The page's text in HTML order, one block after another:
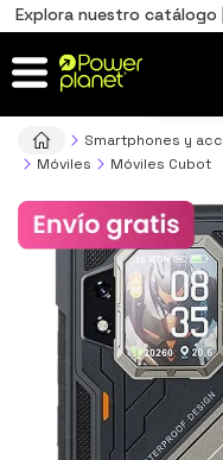
Explora nuestro catálogo
Smartphones y
Móviles
Móviles Cubot